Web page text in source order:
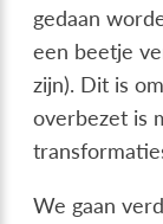
gedaan
een beetje
zijn). Dit is
overbezet is
We gaan